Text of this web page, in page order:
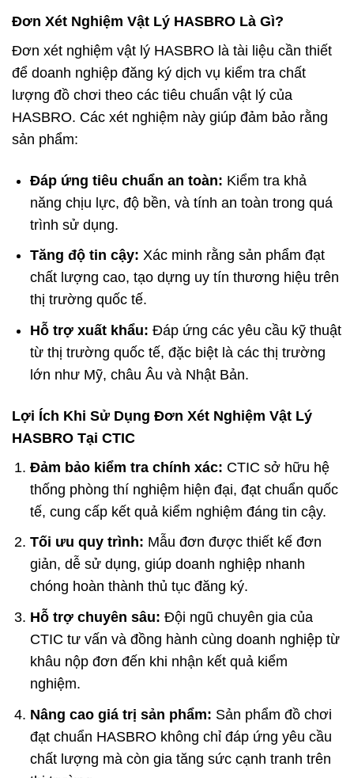
Đơn Xét Nghiệm Vật Lý HASBRO Là Gì?
Đơn xét nghiệm vật lý HASBRO là tài liệu cần thiết
để doanh nghiệp đăng ký dịch vụ kiểm tra chất
lượng đồ chơi theo các tiêu chuẩn vật lý của
HASBRO. Các xét nghiệm này giúp đảm bảo rằng
sản phẩm:
Đáp ứng tiêu chuẩn an toàn: Kiểm tra khả
năng chịu lực, độ bền, và tính an toàn trong quá
trình sử dụng.
Tăng độ tin cậy: Xác minh rằng sản phẩm đạt
chất lượng cao, tạo dựng uy tín thương hiệu trên
thị trường quốc tế.
Hỗ trợ xuất khẩu: Đáp ứng các yêu cầu kỹ thuật
từ thị trường quốc tế, đặc biệt là các thị trường
lớn như Mỹ, châu Âu và Nhật Bản.
Lợi Ích Khi Sử Dụng Đơn Xét Nghiệm Vật Lý
HASBRO Tại CTIC
Đảm bảo kiểm tra chính xác: CTIC sở hữu hệ
thống phòng thí nghiệm hiện đại, đạt chuẩn quốc
tế, cung cấp kết quả kiểm nghiệm đáng tin cậy.
Tối ưu quy trình: Mẫu đơn được thiết kế đơn
giản, dễ sử dụng, giúp doanh nghiệp nhanh
chóng hoàn thành thủ tục đăng ký.
Hỗ trợ chuyên sâu: Đội ngũ chuyên gia của
CTIC tư vấn và đồng hành cùng doanh nghiệp từ
khâu nộp đơn đến khi nhận kết quả kiểm
nghiệm.
Nâng cao giá trị sản phẩm: Sản phẩm đồ chơi
đạt chuẩn HASBRO không chỉ đáp ứng yêu cầu
chất lượng mà còn gia tăng sức cạnh tranh trên